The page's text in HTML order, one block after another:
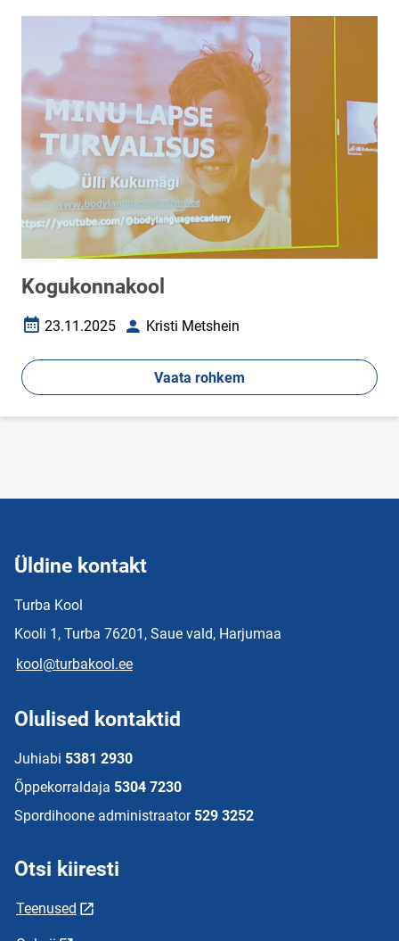
Kogukonnakool
Loomise kuupäev
23.11.2025 AutorKristi Metshein
Vaata rohkem
Üldine kontakt
Turba Kool
Kooli 1, Turba 76201, Saue vald, Harjumaa
kool@turbakool.ee
Olulised kontaktid
Juhiabi 5381 2930
Õppekorraldaja 5304 7230
Spordihoone administraator 529 3252
Otsi kiiresti
Teenused